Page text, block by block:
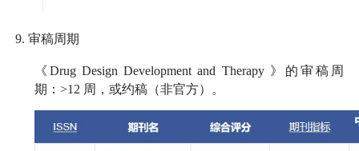
9.审稿周期
《Drug Design Development and Therapy 》的审稿周
期：>12 周，或约稿（非官方）。